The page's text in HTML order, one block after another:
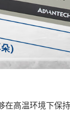
高温环境下保